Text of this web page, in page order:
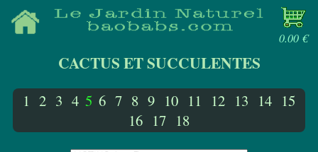
0.00 €
CACTUS ET SUCCULENTES
1 2 3 4 5 6 7 8 9 10 11 12 13 14 15
16 17 18